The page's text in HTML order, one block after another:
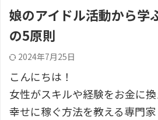
娘のアイドル活動から学
の5原則
2024年7月25日
こんにちは！
女性がスキルや経験をお金に換
幸せに稼ぐ方法を教える専門家